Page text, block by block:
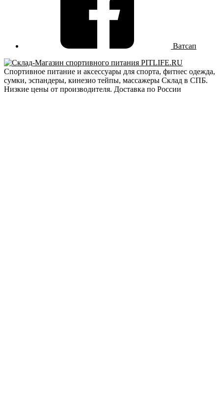
Ватсап
Спортивное питание и аксессуары для спорта, фитнес одежда,
сумки, эспандеры, кинезио тейпы, массажеры Склад в СПБ.
Низкие цены от производителя. Доставка по России